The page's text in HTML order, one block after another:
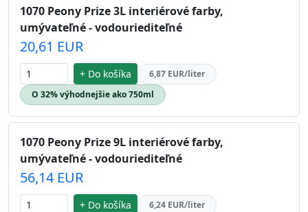
1070 Peony Prize 3L interiérové farby,
umývateľné - vodouriediteľné
20,61 EUR
+ Do košíka
6,87 EUR/liter
O 32% výhodnejšie ako 750ml
1070 Peony Prize 9L interiérové farby,
umývateľné - vodouriediteľné
56,14 EUR
+ Do košíka
6,24 EUR/liter